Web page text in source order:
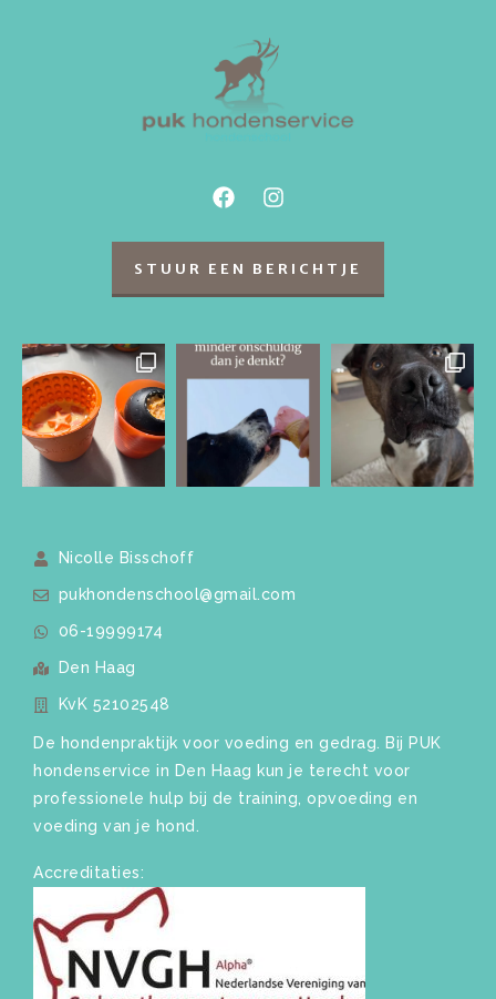
STUUR EEN BERICHTJE
Nicolle Bisschoff
pukhondenschool@gmail.com
06-19999174
Den Haag
KvK 52102548
De hondenpraktijk voor voeding en gedrag. Bij PUK
hondenservice in Den Haag kun je terecht voor
professionele hulp bij de training, opvoeding en
voeding van je hond.
Accreditaties: